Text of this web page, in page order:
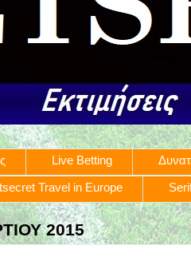
Live Betting
Travel in Europe
2015